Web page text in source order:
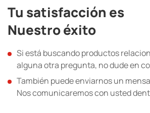
Tu satisfacción es
Nuestro éxito
Si está buscando productos
alguna otra pregunta, no dude en
También puede enviarnos un
Nos comunicaremos con usted